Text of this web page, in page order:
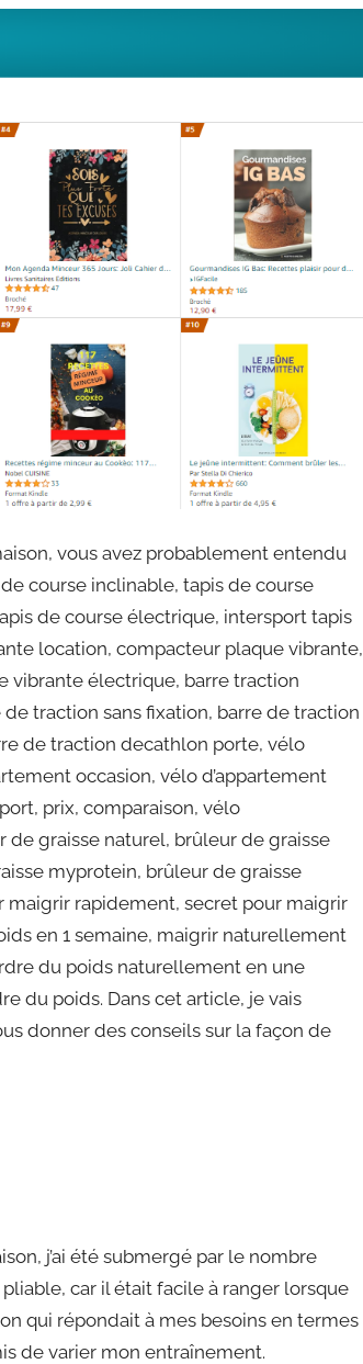
vous avez probablement entendu
course inclinable, tapis de course
de course électrique, intersport tapis
location, compacteur plaque vibrante,
vibrante électrique, barre traction
traction sans fixation, barre de traction
de traction decathlon porte, vélo
occasion, vélo d’appartement
prix, comparaison, vélo
de graisse naturel, brûleur de graisse
myprotein, brûleur de graisse
maigrir rapidement, secret pour maigrir
en 1 semaine, maigrir naturellement
du poids naturellement en une
du poids. Dans cet article, je vais
donner des conseils sur la façon de
j’ai été submergé par le nombre
car il était facile à ranger lorsque
qui répondait à mes besoins en termes
de varier mon entraînement.